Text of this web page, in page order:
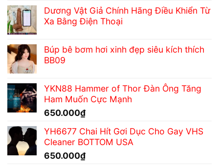
Dương Vật Giả Chính Hãng Điều Khiển Từ
Xa Bằng Điện Thoại
Búp bê bơm hơi xinh đẹp siêu kích thích
BB09
YKN88 Hammer of Thor Đàn Ông Tăng
Ham Muốn Cực Mạnh
650.000₫
YH6677 Chai Hít Gơi Dục Cho Gay VHS
Cleaner BOTTOM USA
650.000₫